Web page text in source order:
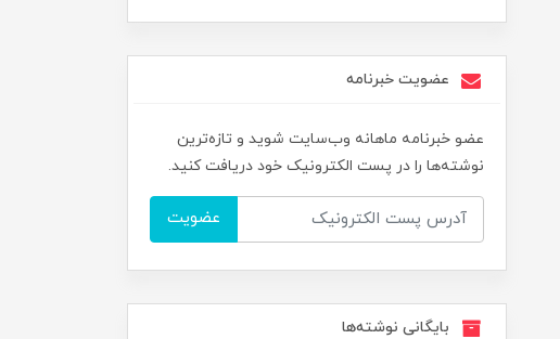
عضویت خبرنامه
عضو خبرنامه ماهانه وب‌سایت شوید و تازه‌ترین
نوشته‌ها را در پست الکترونیک خود دریافت کنید.
عضویت
بایگانی نوشته‌ها